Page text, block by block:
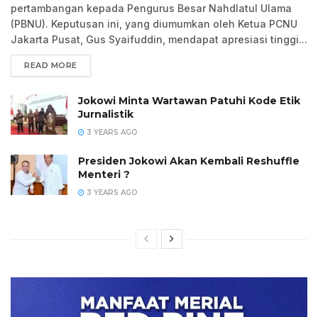
pertambangan kepada Pengurus Besar Nahdlatul Ulama
(PBNU). Keputusan ini, yang diumumkan oleh Ketua PCNU
Jakarta Pusat, Gus Syaifuddin, mendapat apresiasi tinggi...
READ MORE
Jokowi Minta Wartawan Patuhi Kode Etik
Jurnalistik
3 YEARS AGO
Presiden Jokowi Akan Kembali Reshuffle
Menteri ?
3 YEARS AGO